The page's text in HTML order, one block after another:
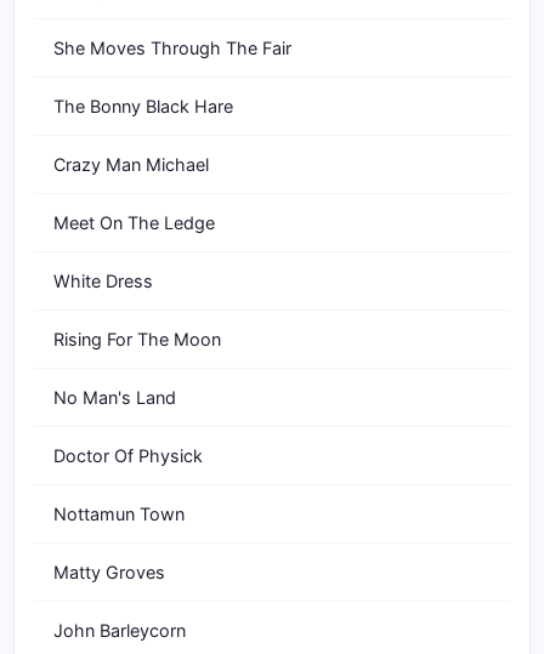
She Moves Through The Fair
The Bonny Black Hare
Crazy Man Michael
Meet On The Ledge
White Dress
Rising For The Moon
No Man's Land
Doctor Of Physick
Nottamun Town
Matty Groves
John Barleycorn